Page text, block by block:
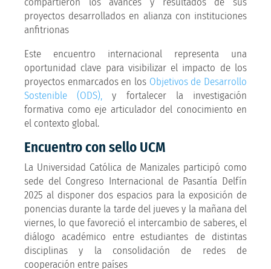
proyectos desarrollados en alianza con instituciones
anfitrionas
Este encuentro internacional representa una
oportunidad clave para visibilizar el impacto de los
proyectos enmarcados en los Objetivos de Desarrollo
Sostenible (ODS), y fortalecer la investigación
formativa como eje articulador del conocimiento en
el contexto global.
Encuentro con sello UCM
La Universidad Católica de Manizales participó como
sede del Congreso Internacional de Pasantía Delfín
2025 al disponer dos espacios para la exposición de
ponencias durante la tarde del jueves y la mañana del
viernes, lo que favoreció el intercambio de saberes, el
diálogo académico entre estudiantes de distintas
disciplinas y la consolidación de redes de
cooperación entre países